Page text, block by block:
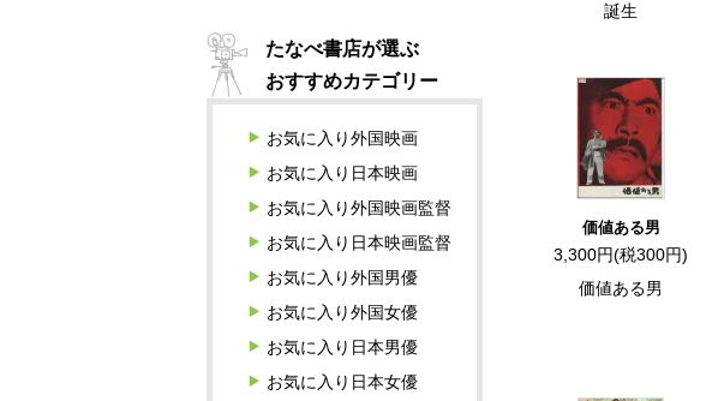
誕生
価値ある男
3,300円(税300円)
価値ある男
たなべ書店が選ぶ
おすすめカテゴリー
お気に入り外国映画
お気に入り日本映画
お気に入り外国映画監督
お気に入り日本映画監督
お気に入り外国男優
お気に入り外国女優
お気に入り日本男優
お気に入り日本女優